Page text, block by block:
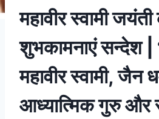
महावीर स्वामी जयंती
शुभकामनाएं सन्देश |
महावीर स्वामी, जैन
आध्यात्मिक गुरु और